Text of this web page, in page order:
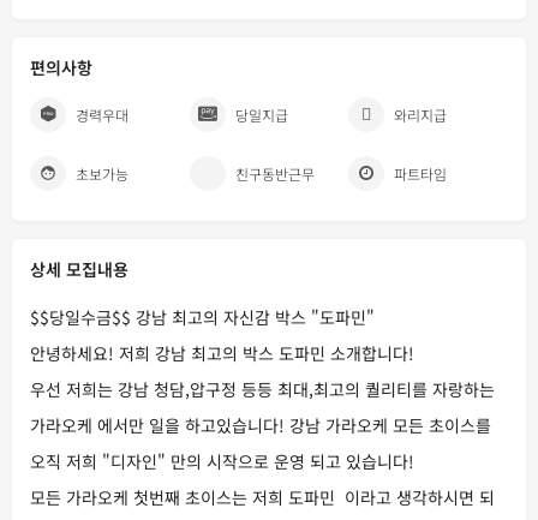
편의사항
경력우대 당일지급 와리지급
초보가능 친구동반근무 파트타임
상세 모집내용
$$당일수금$$ 강남 최고의 자신감 박스 "도파민"
안녕하세요! 저희 강남 최고의 박스 도파민 소개합니다!
우선 저희는 강남 청담,압구정 등등 최대,최고의 퀄리티를 자랑하는
가라오케 에서만 일을 하고있습니다! 강남 가라오케 모든 초이스를
오직 저희 "디자인" 만의 시작으로 운영 되고 있습니다!
모든 가라오케 첫번째 초이스는 저희 도파민 이라고 생각하시면 되